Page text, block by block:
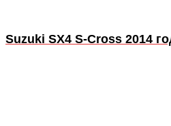
Suzuki SX4 S-Cross 2014